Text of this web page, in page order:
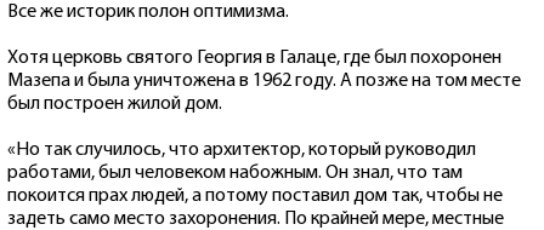
Все же историк полон оптимизма.
Хотя церковь святого Георгия в Галаце, где был похоронен
Мазепа и была уничтожена в 1962 году. А позже на том месте
был построен жилой дом.
«Но так случилось, что архитектор, который руководил
работами, был человеком набожным. Он знал, что там
покоится прах людей, а потому поставил дом так, чтобы не
задеть само место захоронения. По крайней мере, местные